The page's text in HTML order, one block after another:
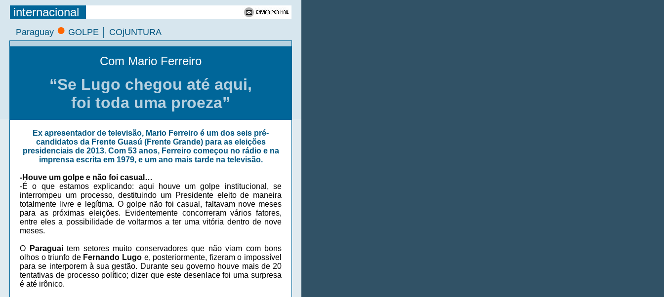
internacional
Paraguay ● GOLPE │ COjUNTURA
Com Mario Ferreiro
“Se Lugo chegou até aqui,
foi toda uma proeza”
Ex apresentador de televisão, Mario Ferreiro é um dos seis pré-
candidatos da Frente Guasú (Frente Grande) para as eleições
presidenciais de 2013. Com 53 anos, Ferreiro começou no rádio e na
imprensa escrita em 1979, e um ano mais tarde na televisão.
-Houve um golpe e não foi casual…
-É o que estamos explicando: aqui houve um golpe institucional, se
interrompeu um processo, destituindo um Presidente eleito de maneira
totalmente livre e legítima. O golpe não foi casual, faltavam nove meses
para as próximas eleições. Evidentemente concorreram vários fatores,
entre eles a possibilidade de voltarmos a ter uma vitória dentro de nove
meses.
O Paraguaitem setores muito conservadores que não viam com bons
olhos o triunfo de Fernando Lugo e, posteriormente, fizeram o impossível
para se interporem à sua gestão. Durante seu governo houve mais de 20
tentativas de processo político; dizer que este desenlace foi uma surpresa
é até irônico.